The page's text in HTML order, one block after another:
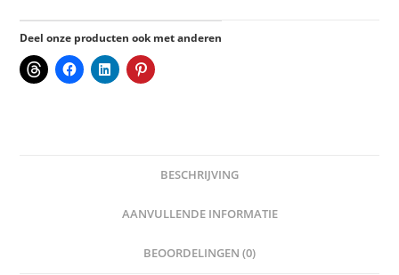
Deel onze producten ook met anderen
BESCHRIJVING
AANVULLENDE INFORMATIE
BEOORDELINGEN (0)